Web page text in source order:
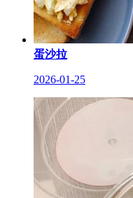
蛋沙拉
2026-01-25